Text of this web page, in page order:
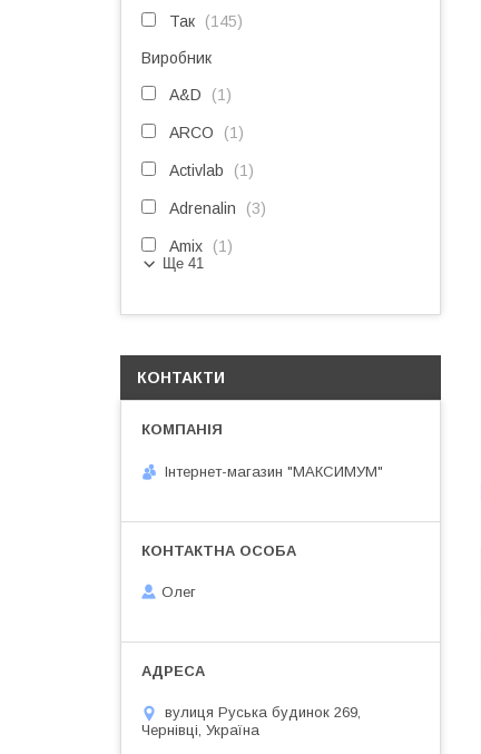
Так 145
Виробник
A&D 1
ARCO 1
Activlab 1
Adrenalin 3
Amix 1
Ще 41
КОНТАКТИ
Інтернет-магазин "МАКСИМУМ"
Олег
вулиця Руська будинок 269,
Чернівці, Україна